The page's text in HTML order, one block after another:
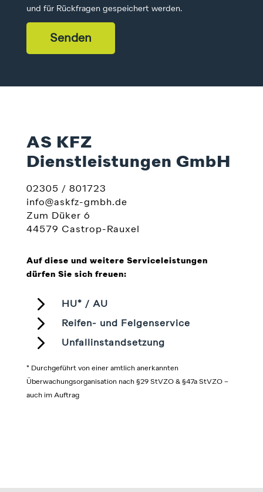
und für Rückfragen gespeichert werden.
Senden
AS KFZ
Dienstleistungen GmbH
02305 / 801723
info@askfz-gmbh.de
Zum Düker 6
44579 Castrop-Rauxel
Auf diese und weitere Serviceleistungen
dürfen Sie sich freuen:
5 HU* / AU
5 Reifen- und Felgenservice
5 Unfallinstandsetzung
* Durchgeführt von einer amtlich anerkannten
Überwachungsorganisation nach §29 StVZO & §47a StVZO –
auch im Auftrag